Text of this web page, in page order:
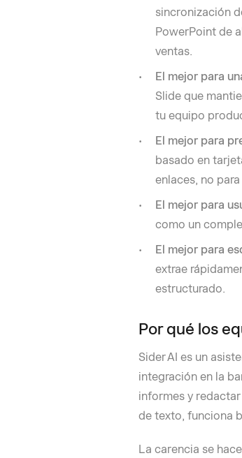
sincronización
PowerPoint de
ventas.
El mejor para
Slide que
tu equipo
El mejor para
basado en
enlaces, no
El mejor para
como un
El mejor para
extrae
estructurado.
Por qué los
Sider AI es un
integración en la
informes y
de texto, funciona
La carencia se